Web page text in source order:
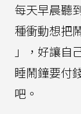
每天早晨聽
種衝動想把
」，好讓自
睡鬧鐘要付
吧。